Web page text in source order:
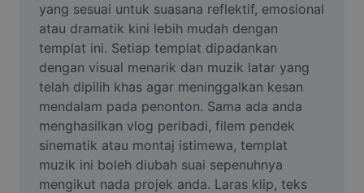
AI People Remover
AI Inpainting
Face Cutout
Video
Alih keluar latar video
yang sesuai untuk suasana reflektif, emosional
atau dramatik kini lebih mudah dengan
templat ini. Setiap templat dipadankan
dengan visual menarik dan muzik latar yang
telah dipilih khas agar meninggalkan kesan
mendalam pada penonton. Sama ada anda
menghasilkan vlog peribadi, filem pendek
sinematik atau montaj istimewa, templat
muzik ini boleh diubah suai sepenuhnya
mengikut nada projek anda. Laras klip, teks